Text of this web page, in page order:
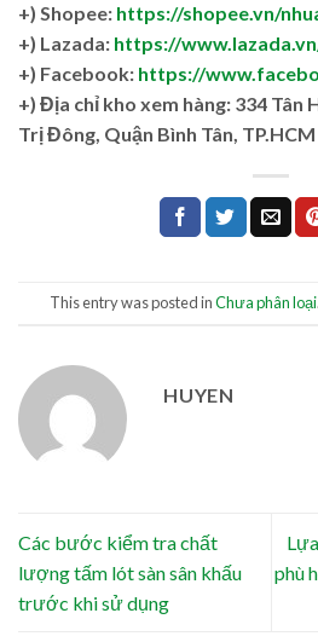
+) Shopee: https://shopee.vn/
+) Lazada: https://
+) Facebook: https://
+) Địa chỉ kho xem hàng: 334 Tân
Trị Đông, Quận Bình Tân, TP.HCM
This entry was posted inChưa phân loại
HUYEN
Các bước kiểm tra chất
lượng tấm lót sàn sân khấu
trước khi sử dụng
phù